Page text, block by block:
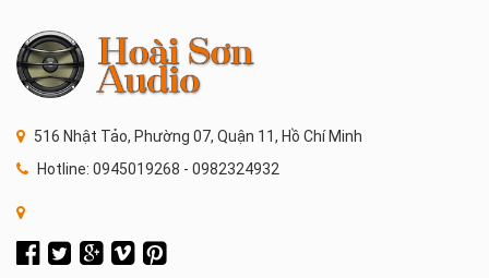
516 Nhật Tảo, Phường 07, Quận 11, Hồ Chí Minh
Hotline: 0945019268 - 0982324932